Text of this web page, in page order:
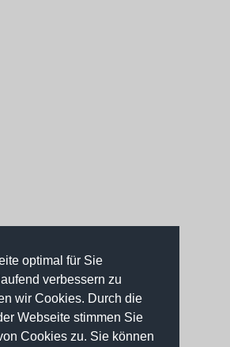
optimal für Sie
verbessern zu
wir Cookies. Durch die
Webseite stimmen Sie
Cookies zu. Sie können